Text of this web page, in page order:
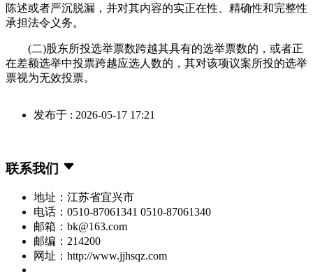
陈述或者严沉脱漏，并对其内容的实正在性、精确性和完整性
承担法令义务。
(二)股东所投选举票数跨越其具有的选举票数的，或者正
在差额选举中投票跨越应选人数的，其对该项议案所投的选举
票视为无效投票。
发布于 : 2026-05-17 17:21
联系我们
地址：江苏省宜兴市
电话：0510-87061341 0510-87061340
邮箱：bk@163.com
邮编：214200
网址：http://www.jjhsqz.com